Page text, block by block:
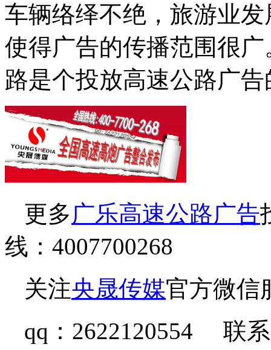
车辆络绎不绝，旅游业
使得广告的传播范围很
路是个投放高速公路广
更多广乐高速公路广告
线：4007700268
关注央晟传媒官方微信
qq：2622120554 联系